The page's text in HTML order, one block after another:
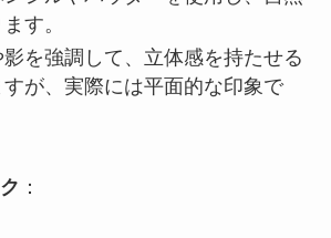
す。
を強調して、立体感を持たせる
が、実際には平面的な印象で
：